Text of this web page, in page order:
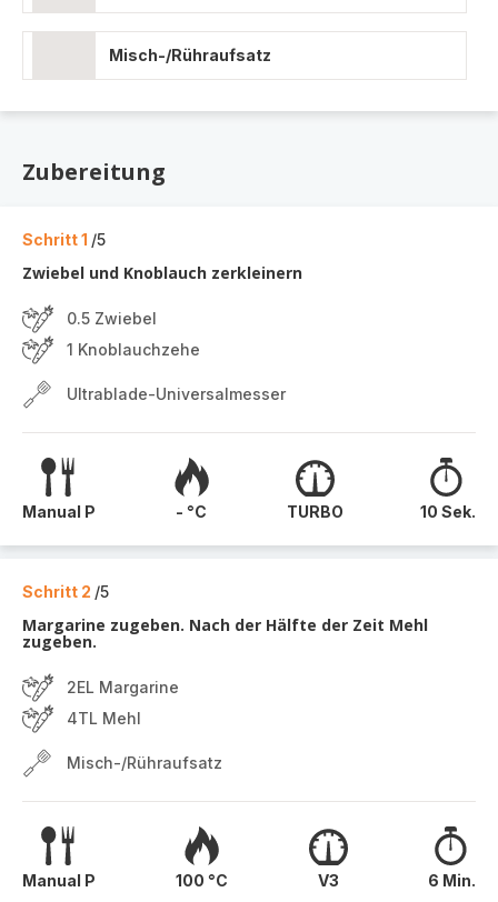
Misch-/Rühraufsatz
Zubereitung
Schritt 1 /5
Zwiebel und Knoblauch zerkleinern
0.5 Zwiebel
1 Knoblauchzehe
Ultrablade-Universalmesser
Manual P - °C TURBO 10 Sek.
Schritt 2 /5
Margarine zugeben. Nach der Hälfte der Zeit Mehl
zugeben.
2EL Margarine
4TL Mehl
Misch-/Rühraufsatz
Manual P 100 °C V3 6 Min.